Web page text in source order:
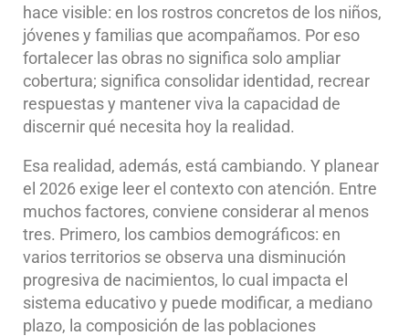
hace visible: en los rostros concretos de los niños,
jóvenes y familias que acompañamos. Por eso
fortalecer las obras no significa solo ampliar
cobertura; significa consolidar identidad, recrear
respuestas y mantener viva la capacidad de
discernir qué necesita hoy la realidad.
Esa realidad, además, está cambiando. Y planear
el 2026 exige leer el contexto con atención. Entre
muchos factores, conviene considerar al menos
tres. Primero, los cambios demográficos: en
varios territorios se observa una disminución
progresiva de nacimientos, lo cual impacta el
sistema educativo y puede modificar, a mediano
plazo, la composición de las poblaciones